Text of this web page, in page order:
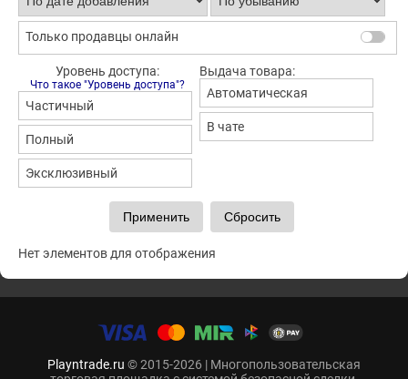
Только продавцы онлайн
Уровень доступа:
Что такое "Уровень доступа"?
Частичный
Полный
Эксклюзивный
Выдача товара:
Автоматическая
В чате
Нет элементов для отображения
Playntrade.ru © 2015-2026 | Многопользовательская